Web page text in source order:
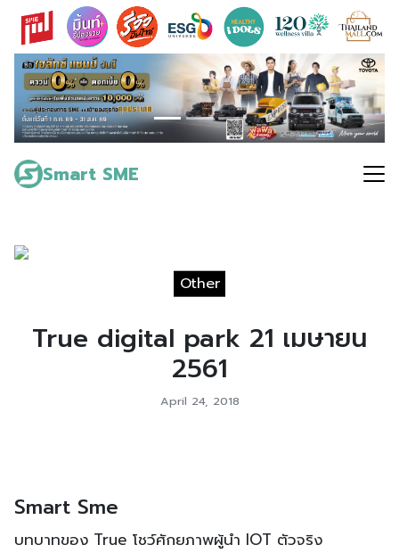
Skip
content
Smart SME
Search
for:
Other
True digital park 21 เมษายน
2561
April 24, 2018
Smart Sme
บทบาทของ True โชว์ศักยภาพผู้นำ IOT ตัวจริง